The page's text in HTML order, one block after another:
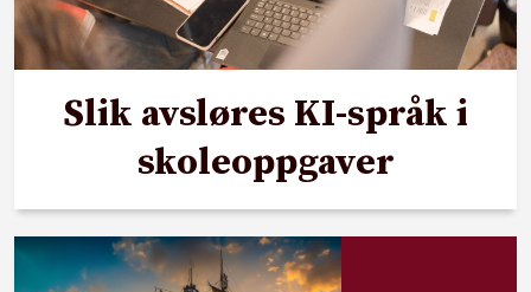
Slik avsløres KI-språk i
skoleoppgaver